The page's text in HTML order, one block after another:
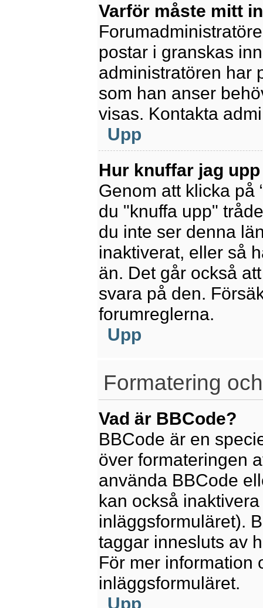
Varför måste mitt
postar i granskas
administratören har
som han anser
visas. Kontakta
Upp
Hur knuffar jag
Genom att klicka på
du "knuffa upp"
du inte ser denna
inaktiverat, eller så
än. Det går också
svara på den.
forumreglerna.
Upp
Formatering
Vad är BBCode?
BBCode är en
över formateringen
använda BBCode
kan också
inläggsformuläret).
taggar innesluts av
För mer information
inläggsformuläret.
Upp